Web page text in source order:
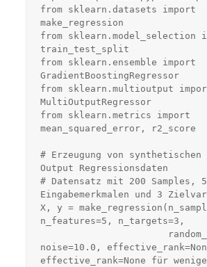
from sklearn.datasets import
make_regression
from sklearn.model_selection
train_test_split
from sklearn.ensemble import
GradientBoostingRegressor
from sklearn.multioutput
MultiOutputRegressor
from sklearn.metrics import
mean_squared_error, r2_score
# Erzeugung von
Output Regressionsdaten
# Datensatz mit 200 Samples, 5
Eingabemerkmalen und 3
X, y =
n_features=5, n_targets=3,
noise=10.0,
effective_rank=None für